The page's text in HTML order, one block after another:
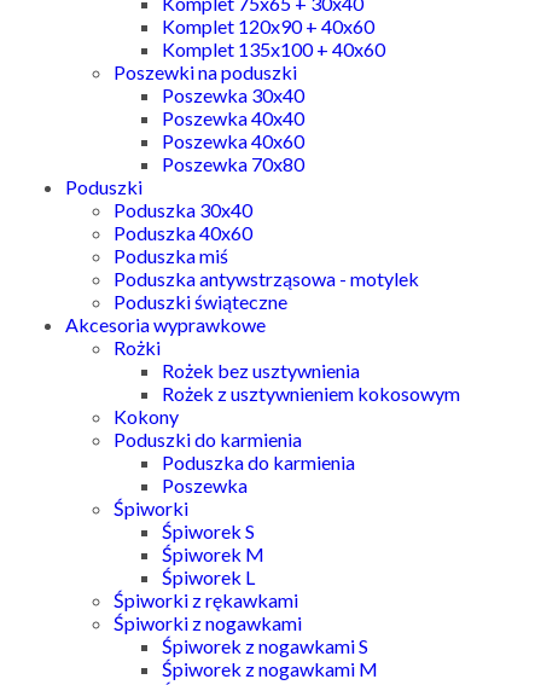
Komplet 120x90 + 40x60
Komplet 135x100 + 40x60
Poszewki na poduszki
Poszewka 30x40
Poszewka 40x40
Poszewka 40x60
Poszewka 70x80
Poduszki
Poduszka 30x40
Poduszka 40x60
Poduszka miś
Poduszka antywstrząsowa - motylek
Poduszki świąteczne
Akcesoria wyprawkowe
Rożki
Rożek bez usztywnienia
Rożek z usztywnieniem kokosowym
Kokony
Poduszki do karmienia
Poduszka do karmienia
Poszewka
Śpiworki
Śpiworek S
Śpiworek M
Śpiworek L
Śpiworki z rękawkami
Śpiworki z nogawkami
Śpiworek z nogawkami S
Śpiworek z nogawkami M